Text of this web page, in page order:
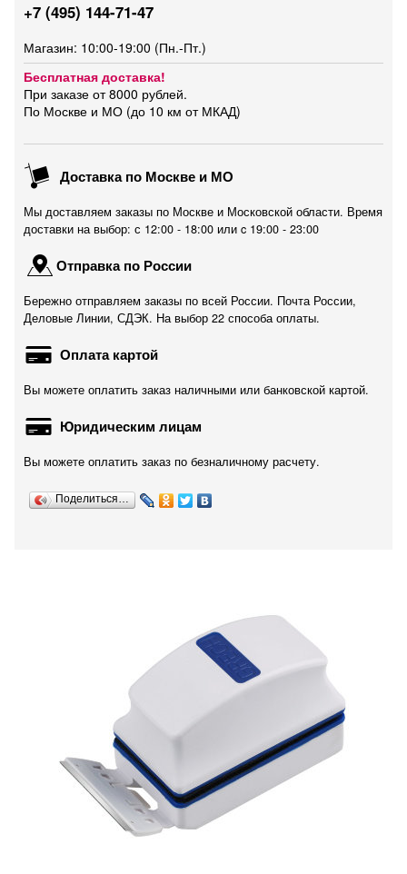
+7 (495) 144-71-47
Магазин: 10:00-19:00 (Пн.-Пт.)
Бесплатная доставка!
При заказе от 8000 рублей.
По Москве и МО (до 10 км от МКАД)
Доставка по Москве и МО
Мы доставляем заказы по Москве и Московской области. Время
доставки на выбор: с 12:00 - 18:00 или c 19:00 - 23:00
Отправка по России
Бережно отправляем заказы по всей России. Почта России,
Деловые Линии, СДЭК. На выбор 22 способа оплаты.
Оплата картой
Вы можете оплатить заказ наличными или банковской картой.
Юридическим лицам
Вы можете оплатить заказ по безналичному расчету.
Поделиться…